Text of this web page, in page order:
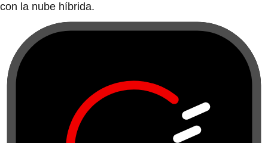
con la nube híbrida.